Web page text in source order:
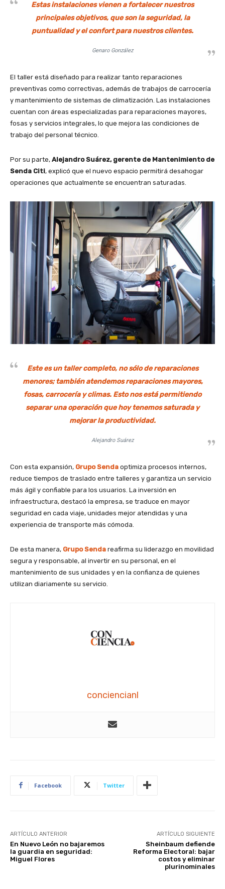
Estas instalaciones vienen a fortalecer nuestros
principales objetivos, que son la seguridad, la
puntualidad y el confort para nuestros clientes.
Genaro González
El taller está diseñado para realizar tanto reparaciones
preventivas como correctivas, además de trabajos de carrocería
y mantenimiento de sistemas de climatización. Las instalaciones
cuentan con áreas especializadas para reparaciones mayores,
fosas y servicios integrales, lo que mejora las condiciones de
trabajo del personal técnico.
Por su parte, Alejandro Suárez, gerente de Mantenimiento de
Senda Citi, explicó que el nuevo espacio permitirá desahogar
operaciones que actualmente se encuentran saturadas.
Este es un taller completo, no sólo de reparaciones
menores; también atendemos reparaciones mayores,
fosas, carrocería y climas. Esto nos está permitiendo
separar una operación que hoy tenemos saturada y
mejorar la productividad.
Alejandro Suárez
Con esta expansión, Grupo Senda optimiza procesos internos,
reduce tiempos de traslado entre talleres y garantiza un servicio
más ágil y confiable para los usuarios. La inversión en
infraestructura, destacó la empresa, se traduce en mayor
seguridad en cada viaje, unidades mejor atendidas y una
experiencia de transporte más cómoda.
De esta manera, Grupo Senda reafirma su liderazgo en movilidad
segura y responsable, al invertir en su personal, en el
mantenimiento de sus unidades y en la confianza de quienes
utilizan diariamente su servicio.
conciencianl
Facebook Twitter
ARTÍCULO ANTERIOR
En Nuevo León no bajaremos
la guardia en seguridad:
Miguel Flores
ARTÍCULO SIGUIENTE
Sheinbaum defiende
Reforma Electoral: bajar
costos y eliminar
plurinominales